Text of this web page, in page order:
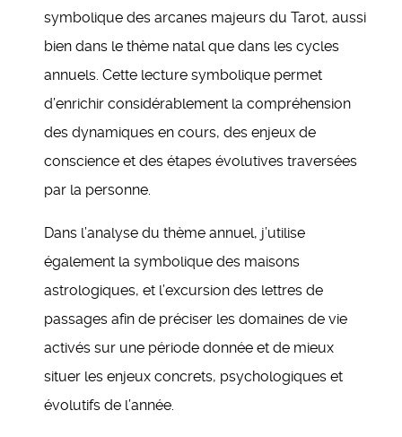
symbolique des arcanes majeurs du Tarot, aussi
bien dans le thème natal que dans les cycles
annuels. Cette lecture symbolique permet
d’enrichir considérablement la compréhension
des dynamiques en cours, des enjeux de
conscience et des étapes évolutives traversées
par la personne.
Dans l’analyse du thème annuel, j’utilise
également la symbolique des maisons
astrologiques, et l’excursion des lettres de
passages afin de préciser les domaines de vie
activés sur une période donnée et de mieux
situer les enjeux concrets, psychologiques et
évolutifs de l’année.